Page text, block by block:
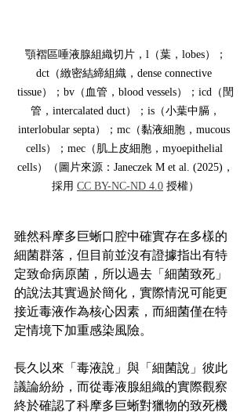
顎褶區唾液腺組織切片，l（葉，lobes）；
dct（緻密結締組織，dense connective
tissue）；bv（血管，blood vessels）；icd（閏
管，intercalated duct）；is（小葉中膈，
interlobular septa）；mc（黏液細胞，mucous
cells）；mec（肌上皮細胞，myoepithelial
cells）（圖片來源：Janeczek M et al. (2025)，
採用 CC BY-NC-ND 4.0 授權）
雖然科摩多巨蜥口腔中確實存在多樣的
細菌群落，但目前並沒有證據指出有特
定致命病原菌，所以過去「細菌致死」
的說法其實過於簡化，實際情況可能更
接近毒液作為核心因素，而細菌僅在特
定情境下加重感染風險。
長久以來「毒液說」與「細菌說」彼此
議論紛紛，而從毒液腺組織的實際觀察
終於確認了科摩多巨蜥對獵物的致死機